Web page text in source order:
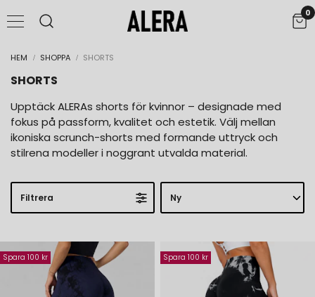
0
UPPTÄCK FLX.UP® CONTOUR
Shaping Revolutionized
HEM SHOPPA SHORTS
SHORTS
Upptäck ALERAs shorts för kvinnor – designade med
fokus på passform, kvalitet och estetik. Välj mellan
ikoniska scrunch-shorts med formande uttryck och
stilrena modeller i noggrant utvalda material.
Filtrera
Spara 100 kr Spara 100 kr